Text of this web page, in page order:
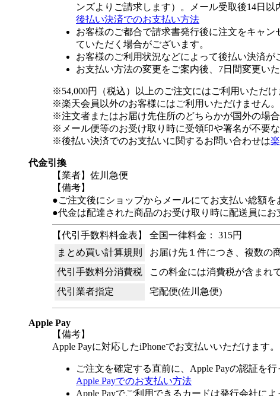
ンズよりご請求します）。メール受取後14日以
後払い決済でのお支払い方法
お客様のご都合で請求書発行後に注文をキャ
ていただく場合がございます。
お客様のご利用状況などによって後払い決済
お支払い方法の変更をご案内後、7日間変更い
※54,000円（税込）以上のご注文にはご利用いただけ
※楽天会員以外のお客様にはご利用いただけません。
※注文者またはお届け先住所のどちらかが国外の場
※メール便等のお受け取り時に受領印や署名が不要
※後払い決済でのお支払いに関するお問い合わせは
代金引換
【業者】佐川急便
【備考】
●ご注文後にショップからメールにてお支払い総額を
●代金は配達された商品のお受け取り時に配送員にお
【代引手数料料金表】 全国一律料金： 315円
まとめ買い計算規則
お届け先１件につき、複数の
代引手数料分消費税
この料金には消費税が含まれ
代引業者指定
宅配便(佐川急便)
Apple Pay
【備考】
Apple Payに対応したiPhoneでお支払いいただけます。
ご注文を確定する直前に、Apple Payの認証を行
Apple Payでのお支払い方法
Apple Payでご利用できるカードは発行会社によ